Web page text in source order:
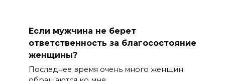
Если мужчина не берет
ответственность за благосостояние
женщины?
Последнее время очень много женщин